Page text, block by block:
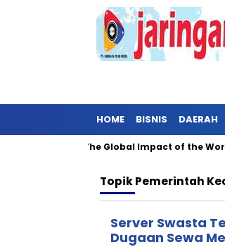
HOME BISNIS DAERAH
Soccer: The Global Impact of the World
TopikPemerintah
Server Swasta
Dugaan Sewa